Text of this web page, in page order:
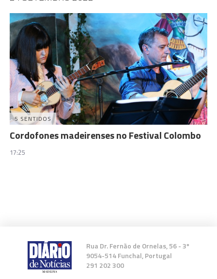
5 SENTIDOS
Cordofones madeirenses no Festival Colombo
17:25
Rua Dr. Fernão de Ornelas, 56 - 3º
9054-514 Funchal, Portugal
291 202 300